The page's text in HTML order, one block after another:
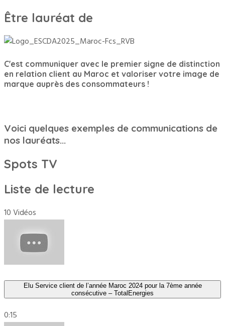
Être lauréat de
C'est communiquer avec le premier signe de distinction
en relation client au Maroc et valoriser votre image de
marque auprès des consommateurs !
Voici quelques exemples de communications de
nos lauréats...
Spots TV
Liste de lecture
10 Vidéos
Elu Service client de l’année Maroc 2024 pour la 7ème année
consécutive – TotalEnergies
0:15